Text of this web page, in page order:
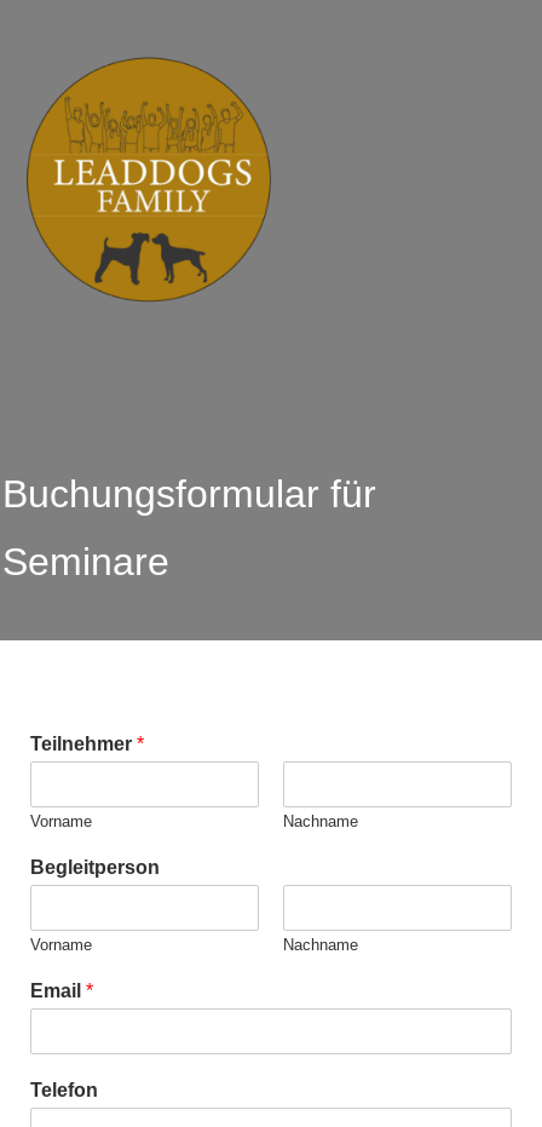
Buchungsformular für
Seminare
Teilnehmer *
Vorname Nachname
Begleitperson
Vorname Nachname
Email *
Telefon